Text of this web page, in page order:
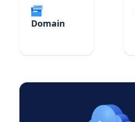
Domain